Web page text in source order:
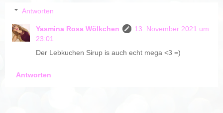
Antworten
Yasmina Rosa Wölkchen
13. November 2021 um
23:01
Der Lebkuchen Sirup is auch echt mega <3 =)
Antworten